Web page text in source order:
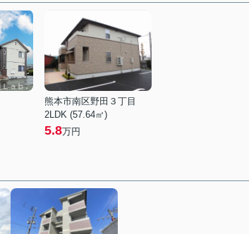
熊本市南区野田３丁目
2LDK (57.64㎡)
5.8万円